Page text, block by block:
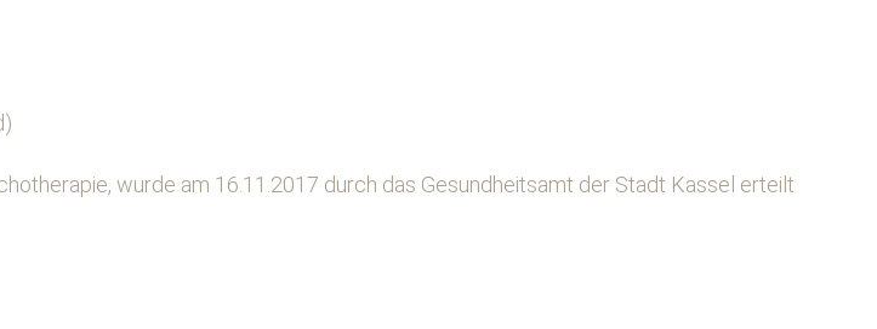
wurde am 16.11.2017 durch das Gesundheitsamt der Stadt Kassel erteilt